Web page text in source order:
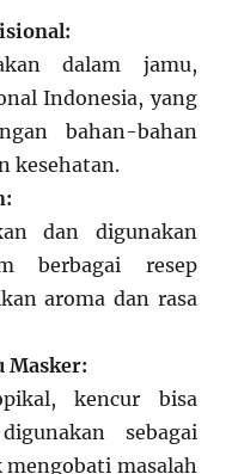
dalam jamu,
Indonesia, yang
bahan-bahan
kesehatan.
dan digunakan
berbagai resep
aroma dan rasa
Masker:
kencur bisa
sebagai
masalah